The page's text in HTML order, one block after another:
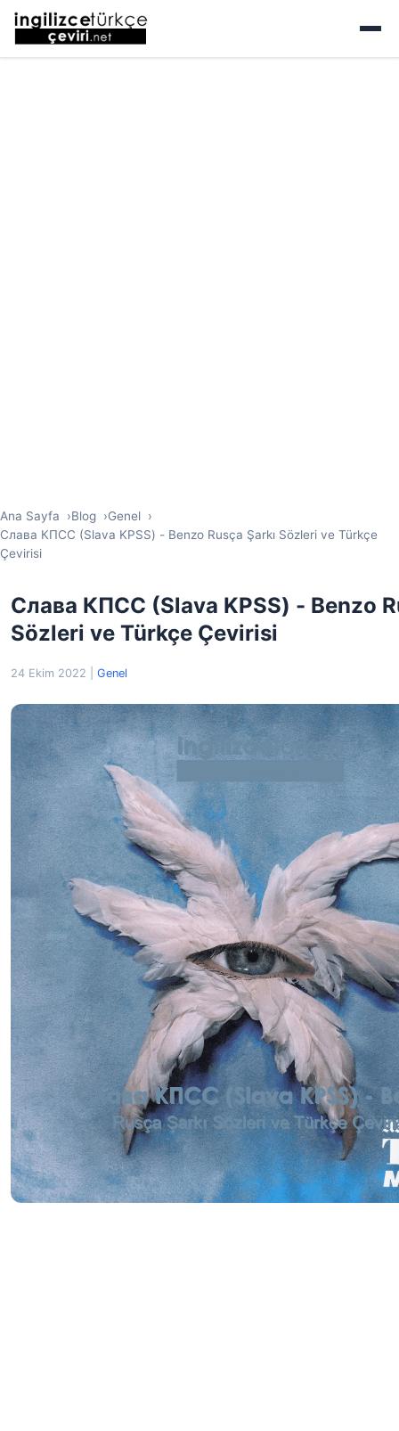
Ana Sayfa Blog
Genel
Слава КПСС (Slava KPSS) - Benzo Rusça Şarkı Sözleri ve Türkçe
Çevirisi
Слава КПСС (Slava KPSS) - Benzo
Sözleri ve Türkçe Çevirisi
24 Ekim 2022 Genel